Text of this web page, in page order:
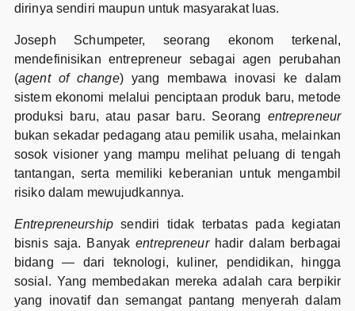
dirinya sendiri maupun untuk masyarakat luas.
Joseph Schumpeter, seorang ekonom terkenal,
mendefinisikan entrepreneur sebagai agen perubahan
(agent of change) yang membawa inovasi ke dalam
sistem ekonomi melalui penciptaan produk baru, metode
produksi baru, atau pasar baru. Seorang entrepreneur
bukan sekadar pedagang atau pemilik usaha, melainkan
sosok visioner yang mampu melihat peluang di tengah
tantangan, serta memiliki keberanian untuk mengambil
risiko dalam mewujudkannya.
Entrepreneurshipsendiri tidak terbatas pada kegiatan
bisnis saja. Banyakentrepreneur hadir dalam berbagai
bidang — dari teknologi, kuliner, pendidikan, hingga
sosial. Yang membedakan mereka adalah cara berpikir
yang inovatif dan semangat pantang menyerah dalam